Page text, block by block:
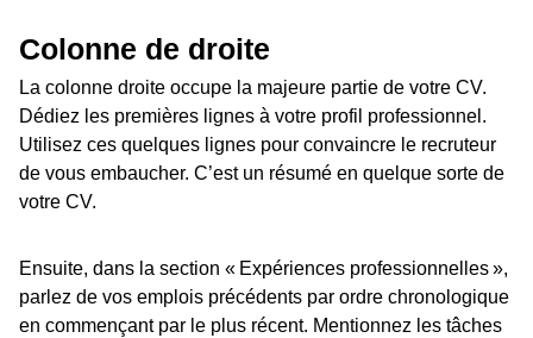
Colonne de droite
La colonne droite occupe la majeure partie de votre CV.
Dédiez les premières lignes à votre profil professionnel.
Utilisez ces quelques lignes pour convaincre le recruteur
de vous embaucher. C’est un résumé en quelque sorte de
votre CV.
Ensuite, dans la section « Expériences professionnelles »,
parlez de vos emplois précédents par ordre chronologique
en commençant par le plus récent. Mentionnez les tâches